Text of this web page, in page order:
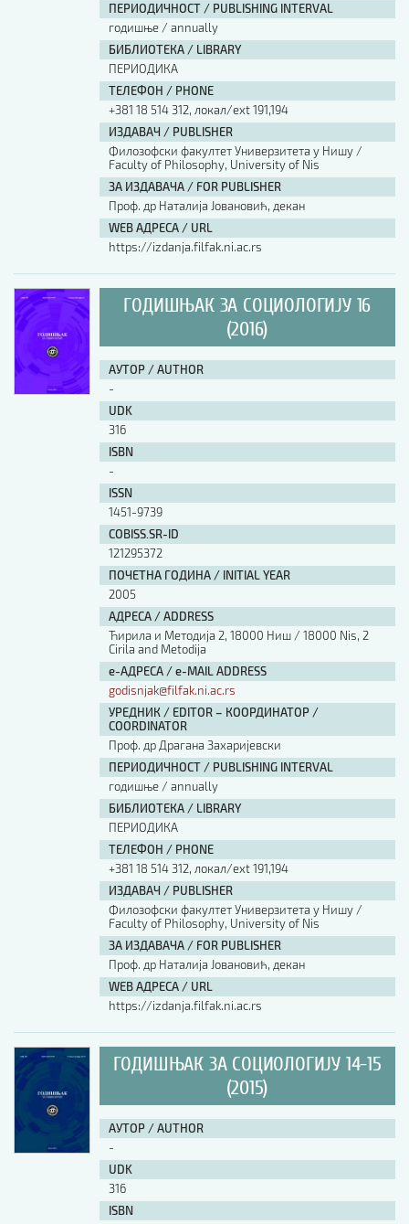
ПЕРИОДИЧНОСТ / PUBLISHING INTERVAL
годишње / annually
БИБЛИОТЕКА / LIBRARY
ПЕРИОДИКА
ТЕЛЕФОН / PHONE
+381 18 514 312, локал/ext 191,194
ИЗДАВАЧ / PUBLISHER
Филозофски факултет Универзитета у Нишу /
Faculty of Philosophy, University of Nis
ЗА ИЗДАВАЧА / FOR PUBLISHER
Проф. др Наталија Јовановић, декан
WEB АДРЕСА / URL
https://izdanja.filfak.ni.ac.rs
ГОДИШЊАК ЗА СОЦИОЛОГИЈУ 16
(2016)
АУТОР / AUTHOR
-
UDK
316
ISBN
-
ISSN
1451-9739
COBISS.SR-ID
121295372
ПОЧЕТНА ГОДИНА / INITIAL YEAR
2005
АДРЕСА / ADDRESS
Ћирила и Методија 2, 18000 Ниш / 18000 Nis, 2
Cirila and Metodija
е-АДРЕСА / e-MAIL ADDRESS
godisnjak@filfak.ni.ac.rs
УРЕДНИК / EDITOR – КООРДИНАТОР /
COORDINATOR
Проф. др Драгана Захаријевски
ПЕРИОДИЧНОСТ / PUBLISHING INTERVAL
годишње / annually
БИБЛИОТЕКА / LIBRARY
ПЕРИОДИКА
ТЕЛЕФОН / PHONE
+381 18 514 312, локал/ext 191,194
ИЗДАВАЧ / PUBLISHER
Филозофски факултет Универзитета у Нишу /
Faculty of Philosophy, University of Nis
ЗА ИЗДАВАЧА / FOR PUBLISHER
Проф. др Наталија Јовановић, декан
WEB АДРЕСА / URL
https://izdanja.filfak.ni.ac.rs
ГОДИШЊАК ЗА СОЦИОЛОГИЈУ 14-15
(2015)
АУТОР / AUTHOR
-
UDK
316
ISBN